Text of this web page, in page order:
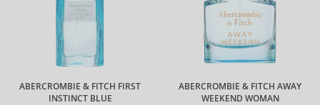
ABERCROMBIE & FITCH FIRST
INSTINCT BLUE
ABERCROMBIE & FITCH AWAY
WEEKEND WOMAN